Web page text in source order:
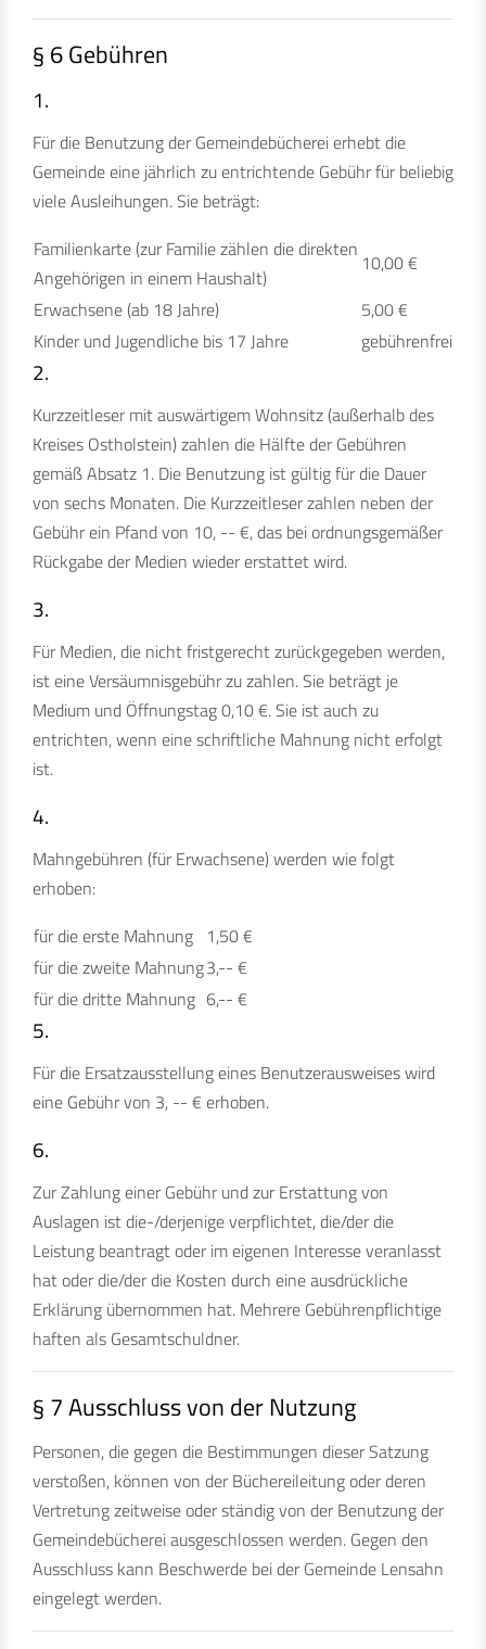
§ 6 Gebühren
1.
Für die Benutzung der Gemeindebücherei erhebt die
Gemeinde eine jährlich zu entrichtende Gebühr für beliebig
viele Ausleihungen. Sie beträgt:
Familienkarte (zur Familie zählen die direkten
Angehörigen in einem Haushalt)
10,00 €
Erwachsene (ab 18 Jahre)
5,00 €
Kinder und Jugendliche bis 17 Jahre
gebührenfrei
2.
Kurzzeitleser mit auswärtigem Wohnsitz (außerhalb des
Kreises Ostholstein) zahlen die Hälfte der Gebühren
gemäß Absatz 1. Die Benutzung ist gültig für die Dauer
von sechs Monaten. Die Kurzzeitleser zahlen neben der
Gebühr ein Pfand von 10, -- €, das bei ordnungsgemäßer
Rückgabe der Medien wieder erstattet wird.
3.
Für Medien, die nicht fristgerecht zurückgegeben werden,
ist eine Versäumnisgebühr zu zahlen. Sie beträgt je
Medium und Öffnungstag 0,10 €. Sie ist auch zu
entrichten, wenn eine schriftliche Mahnung nicht erfolgt
ist.
4.
Mahngebühren (für Erwachsene) werden wie folgt
erhoben:
für die erste Mahnung 1,50 €
für die zweite Mahnung3,-- €
für die dritte Mahnung 6,-- €
5.
Für die Ersatzausstellung eines Benutzerausweises wird
eine Gebühr von 3, -- € erhoben.
6.
Zur Zahlung einer Gebühr und zur Erstattung von
Auslagen ist die-/derjenige verpflichtet, die/der die
Leistung beantragt oder im eigenen Interesse veranlasst
hat oder die/der die Kosten durch eine ausdrückliche
Erklärung übernommen hat. Mehrere Gebührenpflichtige
haften als Gesamtschuldner.
§ 7 Ausschluss von der Nutzung
Personen, die gegen die Bestimmungen dieser Satzung
verstoßen, können von der Büchereileitung oder deren
Vertretung zeitweise oder ständig von der Benutzung der
Gemeindebücherei ausgeschlossen werden. Gegen den
Ausschluss kann Beschwerde bei der Gemeinde Lensahn
eingelegt werden.